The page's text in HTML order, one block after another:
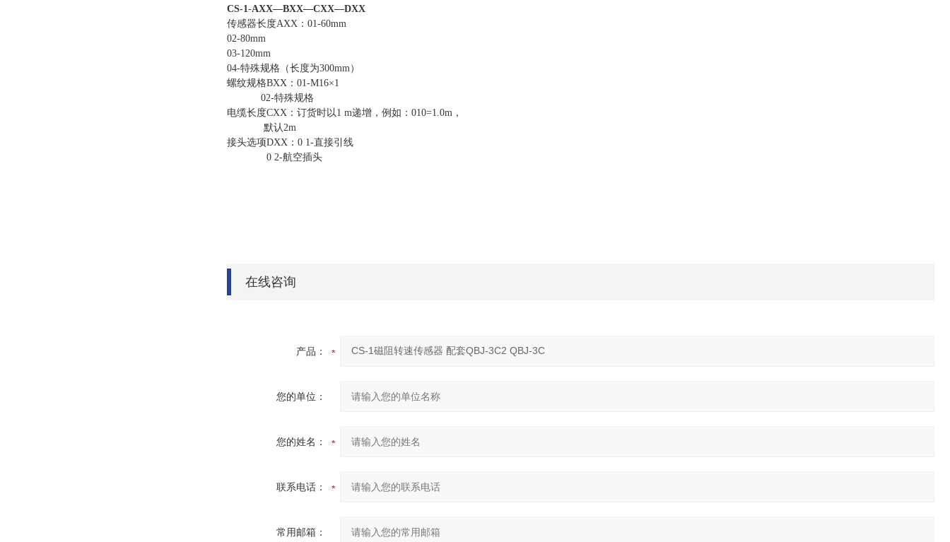
CS-1-AXX—BXX—CXX—DXX
传感器长度AXX：01-60mm
02-80mm
03-120mm
04-特殊规格（长度为300mm）
螺纹规格BXX：01-M16×1
02-特殊规格
电缆长度CXX：订货时以1 m递增，例如：010=1.0m，
默认2m
接头选项DXX：0 1-直接引线
0 2-航空插头
在线咨询
产品：
您的单位：
您的姓名：
联系电话：
常用邮箱：